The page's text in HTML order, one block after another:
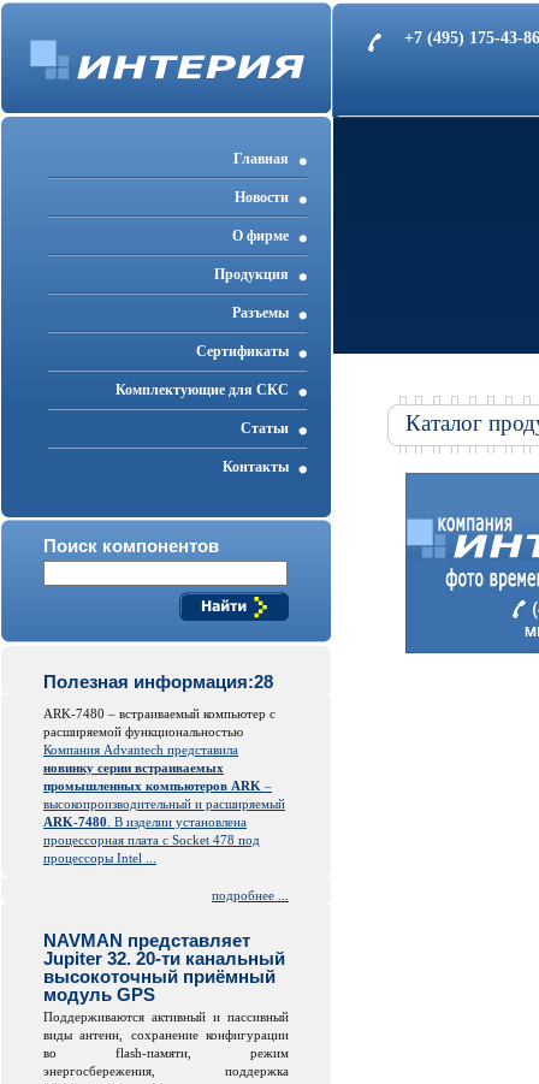
+7 (495) 175-43-
Главная
Новости
О фирме
Продукция
Разъемы
Cертификаты
Комплектующие для СКС
Статьи
Контакты
Поиск компонентов
Полезная информация:28
ARK-7480 – встраиваемый компьютер с
расширяемой функциональностью
Компания Advantech представила
новинку серии встраиваемых
промышленных компьютеров ARK –
высокопроизводительный и расширяемый
ARK-7480 . В изделии установлена
процессорная плата с Socket 478 под
процессоры Intel ...
подробнее ...
NAVMAN представляет
Jupiter 32. 20-ти канальный
высокоточный приёмный
модуль GPS
Поддерживаются активный и пассивный
виды антенн, сохранение конфигурации
во flash-памяти, режим
энергосбережения, поддержка
Каталог